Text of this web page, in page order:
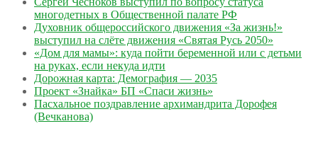
многодетных в Общественной палате РФ
Духовник общероссийского движения «За жизнь!»
выступил на слёте движения «Святая Русь 2050»
«Дом для мамы»: куда пойти беременной или с детьми
на руках, если некуда идти
Дорожная карта: Демография — 2035
Проект «Знайка» БП «Спаси жизнь»
Пасхальное поздравление архимандрита Дорофея
(Вечканова)